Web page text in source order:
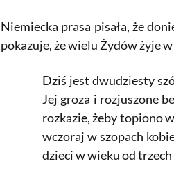
Niemiecka prasa pisała, że
pokazuje, że wielu Żydów żyje
Dziś jest dwudziesty
Jej groza i rozjuszone
rozkazie, żeby topiono
wczoraj w szopach
dzieci w wieku od